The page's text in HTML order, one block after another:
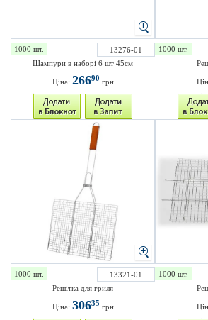
1000 шт.
13276-01
Шампури в наборі 6 шт 45см
Ціна: 26690 грн
1000 шт.
1000 шт.
13321-01
Решітка для гриля
Ціна: 30635 грн
1000 шт.